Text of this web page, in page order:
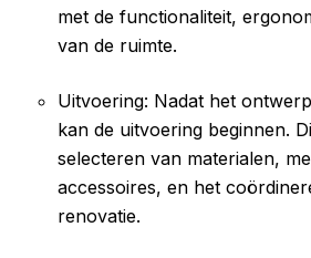
met de functionaliteit,
van de ruimte.
Uitvoering: Nadat het
kan de uitvoering beginnen.
selecteren van materialen,
accessoires, en het
renovatie.